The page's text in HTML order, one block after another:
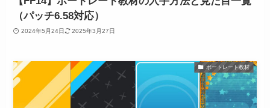
（パッチ6.58対応）
2024年5月24日 2025年3月27日
ポートレート教材